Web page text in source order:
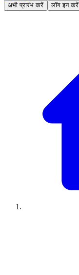
अभी प्रारंभ करें लॉग इन करें